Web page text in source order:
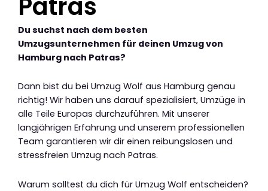
Du suchst nach dem besten
Umzugsunternehmen für deinen Umzug von
Hamburg nach Patras?
Dann bist du bei Umzug Wolf aus Hamburg genau
richtig! Wir haben uns darauf spezialisiert, Umzüge in
alle Teile Europas durchzuführen. Mit unserer
langjährigen Erfahrung und unserem professionellen
Team garantieren wir dir einen reibungslosen und
stressfreien Umzug nach Patras.
Warum solltest du dich für Umzug Wolf entscheiden?